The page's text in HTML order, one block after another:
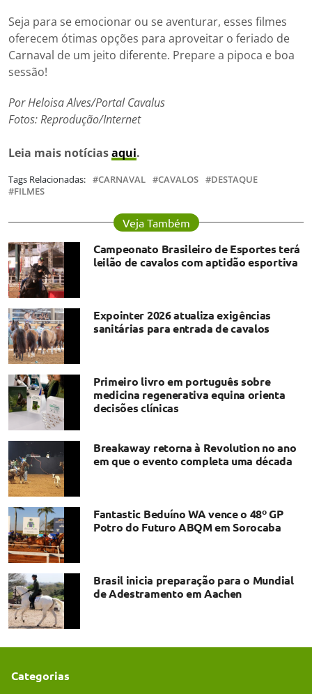
Seja para se emocionar ou se aventurar, esses filmes
oferecem ótimas opções para aproveitar o feriado de
Carnaval de um jeito diferente. Prepare a pipoca e boa
sessão!
Por Heloisa Alves/Portal Cavalus
Fotos: Reprodução/Internet
Leia mais notíciasaqui.
Tags Relacionadas: CARNAVAL CAVALOS
DESTAQUE
FILMES
Veja Também
Campeonato Brasileiro de Esportes terá
leilão de cavalos com aptidão esportiva
Expointer 2026 atualiza exigências
sanitárias para entrada de cavalos
Primeiro livro em português sobre
medicina regenerativa equina orienta
decisões clínicas
Breakaway retorna à Revolution no ano
em que o evento completa uma década
Fantastic Beduíno WA vence o 48º GP
Potro do Futuro ABQM em Sorocaba
Brasil inicia preparação para o Mundial
de Adestramento em Aachen
Categorias